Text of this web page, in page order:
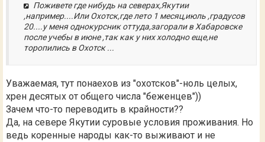
Поживете где нибудь на северах,Якутии
,например....Или Охотск,где лето 1 месяц,июль ,градусов
20....у меня однокурсник оттуда,загорали в Хабаровске
после учебы в июне ,так как у них холодно еще,не
торопились в Охотск ...
Уважаемая, тут понаехов из "охотсков"-ноль целых,
хрен десятых от общего числа "беженцев"))
Зачем что-то переводить в крайности??
Да, на севере Якутии суровые условия проживания. Но
ведь коренные народы как-то выживают и не